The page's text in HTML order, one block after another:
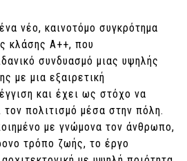
νέο, καινοτόμο συγκρότημα
κλάσης A++, που
συνδυασμό μιας υψηλής
με μια εξαιρετική
και έχει ως στόχο να
τον πολιτισμό μέσα στην πόλη.
με γνώμονα τον άνθρωπο,
τρόπο ζωής, το έργο